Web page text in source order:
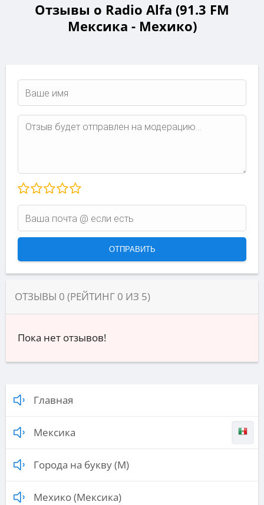
Отзывы о Radio Alfa (91.3 FM
Мексика - Мехико)
ОТЗЫВЫ 0 (РЕЙТИНГ 0 ИЗ 5)
Пока нет отзывов!
Главная
Мексика
Города на букву (М)
Мехико (Мексика)